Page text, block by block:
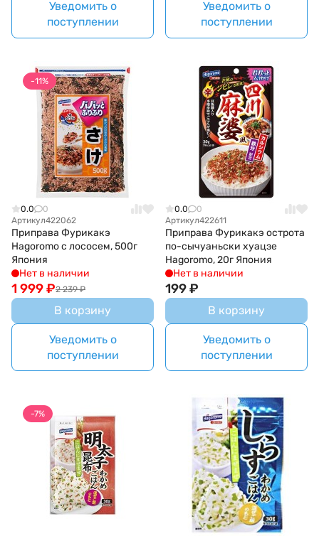
Уведомить о
поступлении
Уведомить о
поступлении
-11%
0.0
0
Артикул422062
Приправа Фурикакэ
Hagoromo с лососем, 500г
Япония
Нет в наличии
2 239 ₽
1 999₽
В корзину
Уведомить о
поступлении
0.0
0
Артикул422611
Приправа Фурикакэ острота
по-сычуаньски хуацзе
Hagoromo, 20г Япония
Нет в наличии
199₽
В корзину
Уведомить о
поступлении
-7%